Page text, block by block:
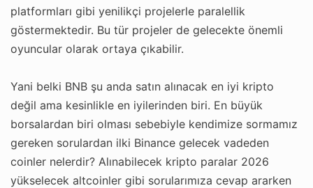
platformları gibi yenilikçi projelerle paralellik
göstermektedir. Bu tür projeler de gelecekte önemli
oyuncular olarak ortaya çıkabilir.
Yani belki BNB şu anda satın alınacak en iyi kripto
değil ama kesinlikle en iyilerinden biri. En büyük
borsalardan biri olması sebebiyle kendimize sormamız
gereken sorulardan ilki Binance gelecek vadeden
coinler nelerdir? Alınabilecek kripto paralar 2026
yükselecek altcoinler gibi sorularımıza cevap ararken